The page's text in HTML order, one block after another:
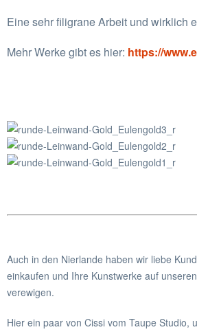
Eine sehr filigrane Arbeit und wirklich
Mehr Werke gibt es hier: https://
Auch in den Nierlande haben wir liebe
einkaufen und Ihre Kunstwerke auf
verewigen.
Hier ein paar von Cissi vom Taupe Studio,